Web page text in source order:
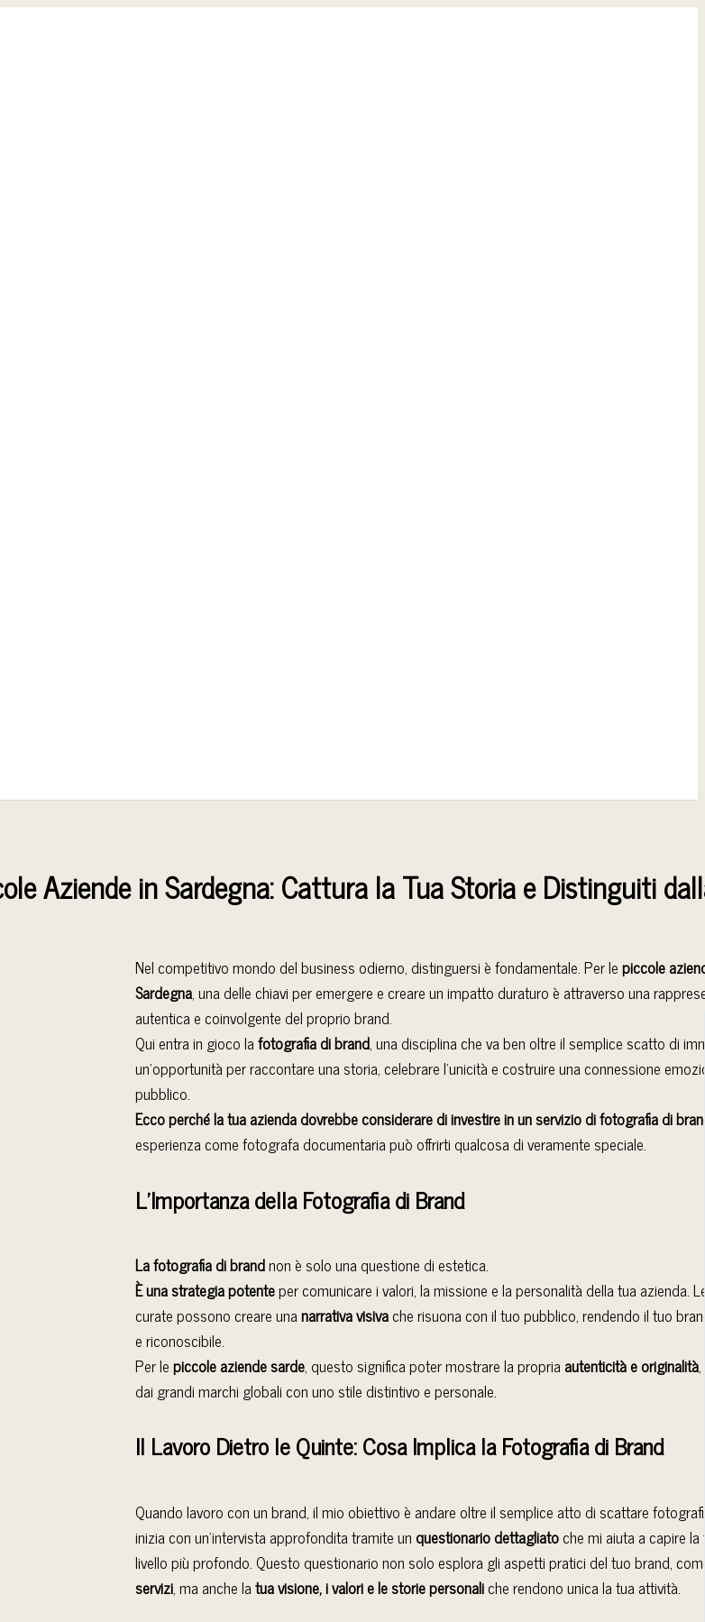
Aziende in Sardegna: Cattura la Tua Storia e Distinguiti
Nel competitivo mondo del business odierno, distinguersi è fondamentale. Per lepiccole
Sardegna, una delle chiavi per emergere e creare un impatto duraturo è attraverso una
autentica e coinvolgente del proprio brand.
Qui entra in gioco lafotografia di brand, una disciplina che va ben oltre il semplice scatto di
un’opportunità per raccontare una storia, celebrare l’unicità e costruire una connessione
pubblico.
Ecco perché la tua azienda dovrebbe considerare di investire in un servizio di fotografia di
esperienza come fotografa documentaria può offrirti qualcosa di veramente speciale.
L’Importanza della Fotografia di Brand
La fotografia di brandnon è solo una questione di estetica.
È una strategia potenteper comunicare i valori, la missione e la personalità della tua azienda.
curate possono creare unanarrativa visivache risuona con il tuo pubblico, rendendo il tuo
e riconoscibile.
Per lepiccole aziende sarde, questo significa poter mostrare la propriaautenticità e originalità
dai grandi marchi globali con uno stile distintivo e personale.
Il Lavoro Dietro le Quinte: Cosa Implica la Fotografia di Brand
Quando lavoro con un brand, il mio obiettivo è andare oltre il semplice atto di scattare
inizia con un’intervista approfondita tramite unquestionario dettagliatoche mi aiuta a capire
livello più profondo. Questo questionario non solo esplora gli aspetti pratici del tuo brand,
servizi, ma anche latua visione,i valori e le storie personaliche rendono unica la tua attività.